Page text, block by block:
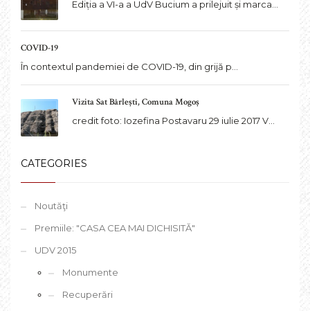
Ediția a VI-a a UdV Bucium a prilejuit și marca...
COVID-19
În contextul pandemiei de COVID-19, din grijă p...
Vizita Sat Bârlești, Comuna Mogoș
credit foto: Iozefina Postavaru 29 iulie 2017 V...
CATEGORIES
Noutăţi
Premiile: "CASA CEA MAI DICHISITĂ"
UDV 2015
Monumente
Recuperări